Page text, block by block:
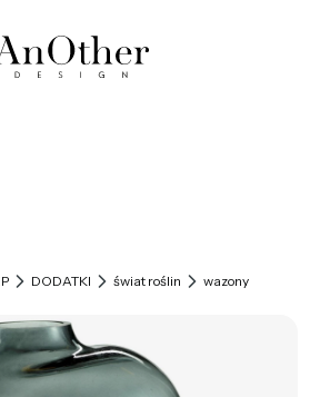
0. Zobacz szczegóły
DODATKI świat roślin wazony